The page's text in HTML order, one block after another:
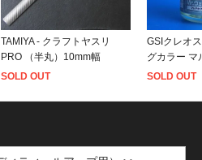
TAMIYA - クラフトヤスリ
PRO （半丸）10mm幅
SOLD OUT
GSIクレオ
グカラー マ
SOLD OUT